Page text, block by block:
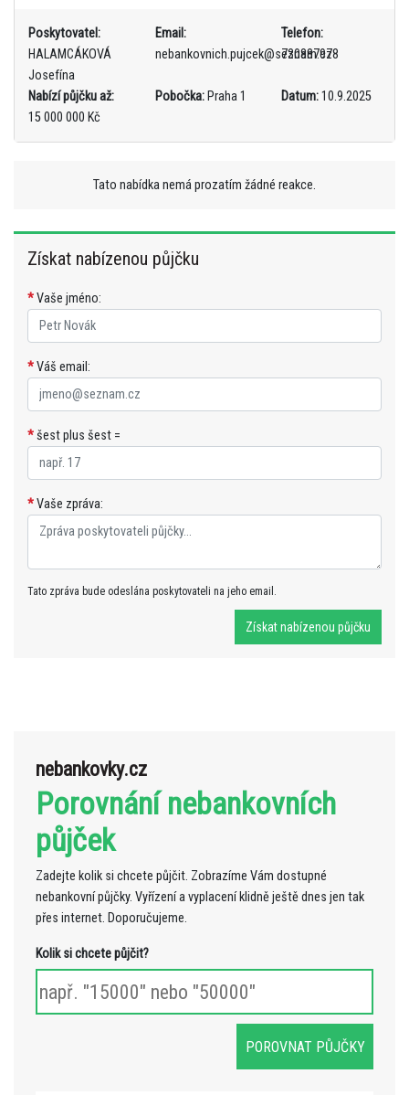
Poskytovatel:
HALAMCÁKOVÁ
Josefína
Email:
nebankovnich.pujcek@seznam.cz
Telefon:
730887978
Nabízí půjčku až:
15 000 000 Kč
Pobočka:Praha 1 Datum:10.9.2025
Tato nabídka nemá prozatím žádné reakce.
Získat nabízenou půjčku
*Vaše jméno:
*Váš email:
*šest plus šest =
*Vaše zpráva:
Tato zpráva bude odeslána poskytovateli na jeho email.
nebankovky.cz
Porovnání nebankovních
půjček
Zadejte kolik si chcete půjčit. Zobrazíme Vám dostupné
nebankovní půjčky. Vyřízení a vyplacení klidně ještě dnes jen tak
přes internet. Doporučujeme.
Kolik si chcete půjčit?